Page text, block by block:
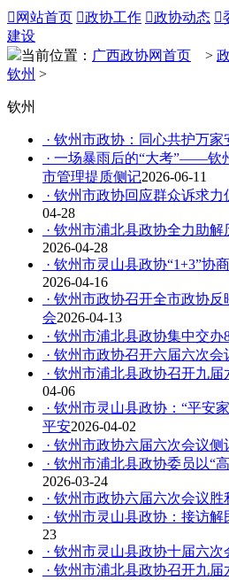
 网站首页 政协工作 政协动态 
建设
当前位置： 广西政协网首页 >
钦州 >
钦州
· 钦州市政协：同心共护万家
· 一场暴雨后的“大考”——钦
市管理提质侧记2026-06-11
· 钦州市政协回应群众诉求
04-28
· 钦州市浦北县政协全力助
2026-04-28
· 钦州市灵山县政协“1+3”协
2026-04-16
· 钦州市政协召开全市政协
会2026-04-13
· 钦州市浦北县政协集中交办
· 钦州市政协召开六届六次会
· 钦州市浦北县政协召开九
04-06
· 钦州市灵山县政协：“平安
平安2026-04-02
· 钦州市政协六届六次会议侧
· 钦州市浦北县政协委员以“
2026-03-24
· 钦州市政协六届六次会议胜
· 钦州市灵山县政协：接访
23
· 钦州市灵山县政协十届六
· 钦州市浦北县政协召开九届